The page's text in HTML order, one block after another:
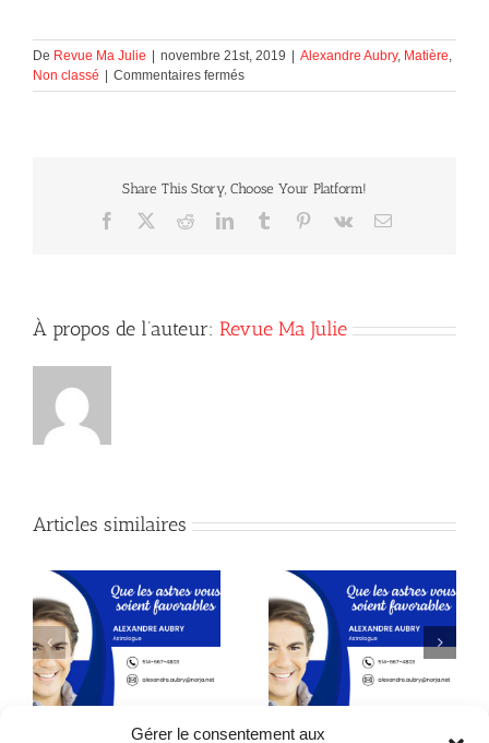
Gérer le consentement aux
De Revue Ma Julie novembre 21st, 2019 Alexandre Aubry, Matière,
Non classé
Commentaires ferméssur
Astrologie
Share This Story, Choose Your Platform!
Facebook RedditLinkedInTumblr Pinterest
Vk Courriel
À propos de l’auteur: Revue Ma Julie
Articles similaires
Astrologie Astrologie